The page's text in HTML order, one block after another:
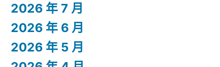
2026 年 7 月
2026 年 6 月
2026 年 5 月